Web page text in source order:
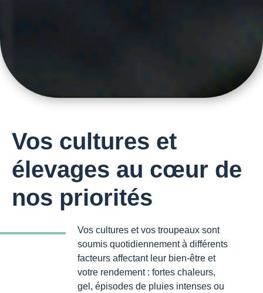
Vos cultures et
élevages au cœur de
nos priorités
Vos cultures et vos troupeaux sont
soumis quotidiennement à différents
facteurs affectant leur bien-être et
votre rendement : fortes chaleurs,
gel, épisodes de pluies intenses ou